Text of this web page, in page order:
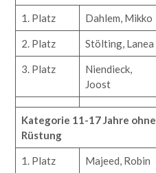
1. Platz Dahlem, Mikko
2. Platz Stölting, Lanea
3. Platz
Niendieck,
Joost
Kategorie 11-17 Jahre ohne
Rüstung
1. Platz Majeed, Robin